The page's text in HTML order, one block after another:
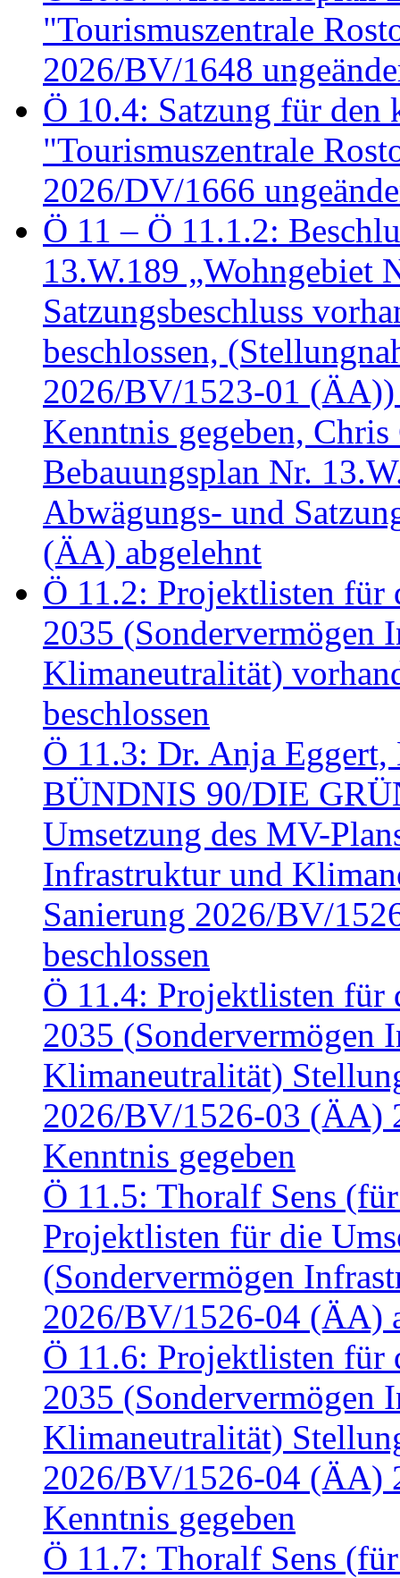
"Tourismuszentrale
2026/BV/1648
Ö 10.4: Satzung für den
"Tourismuszentrale
2026/DV/1666
Ö 11 – Ö 11.1.2:
13.W.189 „Wohngebiet
Satzungsbeschluss
beschlossen,
2026/BV/1523-01
Kenntnis gegeben,
Bebauungsplan Nr.
Abwägungs- und
(ÄA) abgelehnt
Ö 11.2: Projektlisten für
2035 (Sondervermögen
Klimaneutralität)
beschlossen
Ö 11.3: Dr. Anja
BÜNDNIS 90/DIE
Umsetzung des MV-
Infrastruktur und
Sanierung 2026/BV/
beschlossen
Ö 11.4: Projektlisten für
2035 (Sondervermögen
Klimaneutralität)
2026/BV/1526-03 (ÄA)
Kenntnis gegeben
Ö 11.5: Thoralf Sens
Projektlisten für die
(Sondervermögen
2026/BV/1526-04 (ÄA)
Ö 11.6: Projektlisten für
2035 (Sondervermögen
Klimaneutralität)
2026/BV/1526-04 (ÄA)
Kenntnis gegeben
Ö 11.7: Thoralf Sens